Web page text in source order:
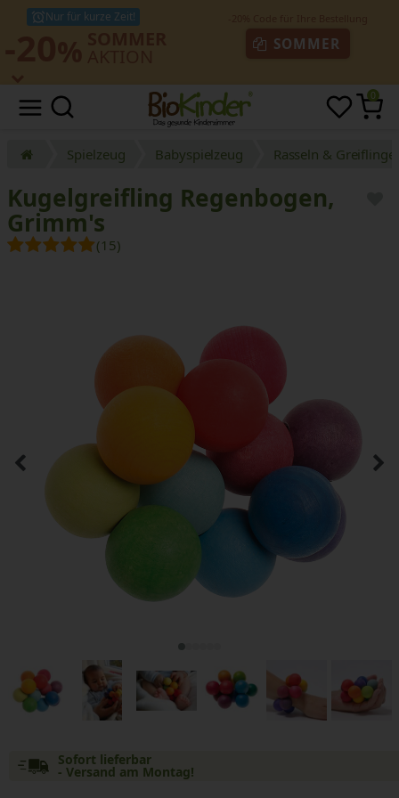
Nur für kurze Zeit!
SOMMER
0
Spielzeug Babyspielzeug Rasseln & Greiflinge
Kugelgreifling Regenbogen,
Grimm's
(15)
Sofort lieferbar
- Versand am Montag!